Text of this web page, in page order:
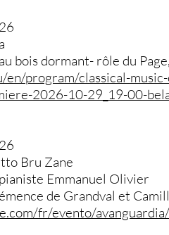
bois dormant- rôle du
en/program/classical-
2026-10-29_19-00-
Bru Zane
Emmanuel Olivier
de Grandval et
fr/evento/avanguardia/